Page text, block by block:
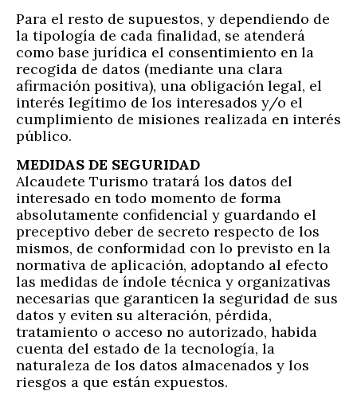
Para el resto de supuestos, y dependiendo de
la tipología de cada finalidad, se atenderá
como base jurídica el consentimiento en la
recogida de datos (mediante una clara
afirmación positiva), una obligación legal, el
interés legítimo de los interesados y/o el
cumplimiento de misiones realizada en interés
público.
MEDIDAS DE SEGURIDAD
Alcaudete Turismo tratará los datos del
interesado en todo momento de forma
absolutamente confidencial y guardando el
preceptivo deber de secreto respecto de los
mismos, de conformidad con lo previsto en la
normativa de aplicación, adoptando al efecto
las medidas de índole técnica y organizativas
necesarias que garanticen la seguridad de sus
datos y eviten su alteración, pérdida,
tratamiento o acceso no autorizado, habida
cuenta del estado de la tecnología, la
naturaleza de los datos almacenados y los
riesgos a que están expuestos.